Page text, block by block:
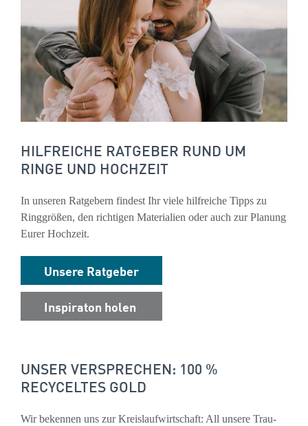
HILFREICHE RATGEBER RUND UM
RINGE UND HOCHZEIT
In unseren Ratgebern findest Ihr viele hilfreiche Tipps zu
Ringgrößen, den richtigen Materialien oder auch zur Planung
Eurer Hochzeit.
Unsere Ratgeber
Inspiraton holen
UNSER VERSPRECHEN: 100 %
RECYCELTES GOLD
Wir bekennen uns zur Kreislaufwirtschaft: All unsere Trau-